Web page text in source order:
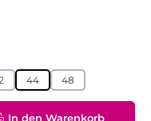
44 48
oder benutze die
In den Warenkorb